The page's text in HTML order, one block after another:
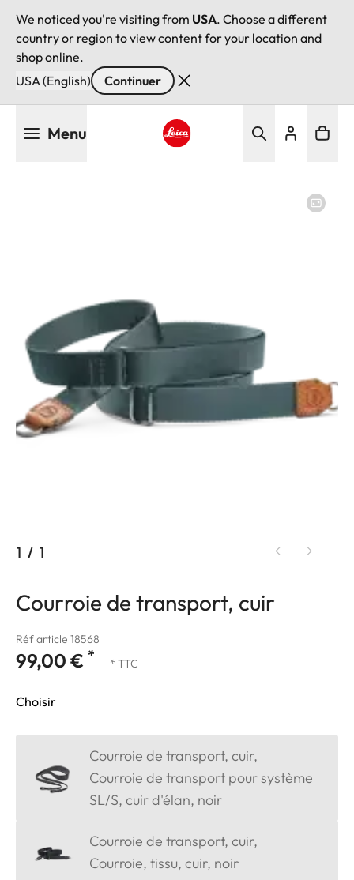
We noticed you're visiting from USA. Choose a different
country or region to view content for your location and
shop online.
USA (English)
Continuer
Menu
1 / 1
Courroie de transport, cuir
Réf article 18568
99,00 € * * TTC
Choisir
Courroie de transport, cuir,
Courroie de transport pour système
SL/S, cuir d'élan, noir
Courroie de transport, cuir,
Courroie, tissu, cuir, noir